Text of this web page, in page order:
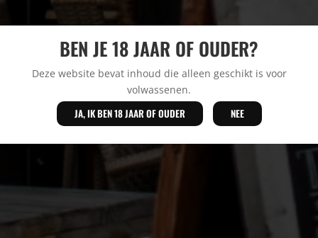
BEN JE 18 JAAR OF OUDER?
Deze website bevat inhoud die alleen geschikt is voor
volwassenen.
JA, IK BEN 18 JAAR OF OUDER NEE